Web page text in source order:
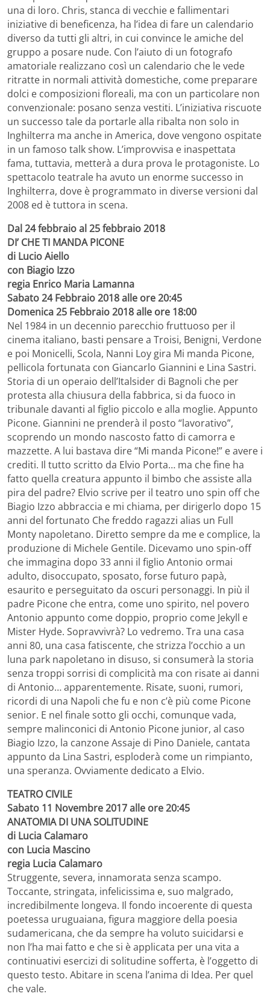
una di loro. Chris, stanca di vecchie e fallimentari
iniziative di beneficenza, ha l’idea di fare un calendario
diverso da tutti gli altri, in cui convince le amiche del
gruppo a posare nude. Con l’aiuto di un fotografo
amatoriale realizzano così un calendario che le vede
ritratte in normali attività domestiche, come preparare
dolci e composizioni floreali, ma con un particolare non
convenzionale: posano senza vestiti. L’iniziativa riscuote
un successo tale da portarle alla ribalta non solo in
Inghilterra ma anche in America, dove vengono ospitate
in un famoso talk show. L’improvvisa e inaspettata
fama, tuttavia, metterà a dura prova le protagoniste. Lo
spettacolo teatrale ha avuto un enorme successo in
Inghilterra, dove è programmato in diverse versioni dal
2008 ed è tuttora in scena.
Dal 24 febbraio al 25 febbraio 2018
DI’ CHE TI MANDA PICONE
di Lucio Aiello
con Biagio Izzo
regia Enrico Maria Lamanna
Sabato 24 Febbraio 2018 alle ore 20:45
Domenica 25 Febbraio 2018 alle ore 18:00
Nel 1984 in un decennio parecchio fruttuoso per il
cinema italiano, basti pensare a Troisi, Benigni, Verdone
e poi Monicelli, Scola, Nanni Loy gira Mi manda Picone,
pellicola fortunata con Giancarlo Giannini e Lina Sastri.
Storia di un operaio dell’Italsider di Bagnoli che per
protesta alla chiusura della fabbrica, si da fuoco in
tribunale davanti al figlio piccolo e alla moglie. Appunto
Picone. Giannini ne prenderà il posto “lavorativo”,
scoprendo un mondo nascosto fatto di camorra e
mazzette. A lui bastava dire “Mi manda Picone!” e avere i
crediti. Il tutto scritto da Elvio Porta… ma che fine ha
fatto quella creatura appunto il bimbo che assiste alla
pira del padre? Elvio scrive per il teatro uno spin off che
Biagio Izzo abbraccia e mi chiama, per dirigerlo dopo 15
anni del fortunato Che freddo ragazzi alias un Full
Monty napoletano. Diretto sempre da me e complice, la
produzione di Michele Gentile. Dicevamo uno spin-off
che immagina dopo 33 anni il figlio Antonio ormai
adulto, disoccupato, sposato, forse futuro papà,
esaurito e perseguitato da oscuri personaggi. In più il
padre Picone che entra, come uno spirito, nel povero
Antonio appunto come doppio, proprio come Jekyll e
Mister Hyde. Sopravvivrà? Lo vedremo. Tra una casa
anni 80, una casa fatiscente, che strizza l’occhio a un
luna park napoletano in disuso, si consumerà la storia
senza troppi sorrisi di complicità ma con risate ai danni
di Antonio… apparentemente. Risate, suoni, rumori,
ricordi di una Napoli che fu e non c’è più come Picone
senior. E nel finale sotto gli occhi, comunque vada,
sempre malinconici di Antonio Picone junior, al caso
Biagio Izzo, la canzone Assaje di Pino Daniele, cantata
appunto da Lina Sastri, esploderà come un rimpianto,
una speranza. Ovviamente dedicato a Elvio.
TEATRO CIVILE
Sabato 11 Novembre 2017 alle ore 20:45
ANATOMIA DI UNA SOLITUDINE
di Lucia Calamaro
con Lucia Mascino
regia Lucia Calamaro
Struggente, severa, innamorata senza scampo.
Toccante, stringata, infelicissima e, suo malgrado,
incredibilmente longeva. Il fondo incoerente di questa
poetessa uruguaiana, figura maggiore della poesia
sudamericana, che da sempre ha voluto suicidarsi e
non l’ha mai fatto e che si è applicata per una vita a
continuativi esercizi di solitudine sofferta, è l’oggetto di
questo testo. Abitare in scena l’anima di Idea. Per quel
che vale.